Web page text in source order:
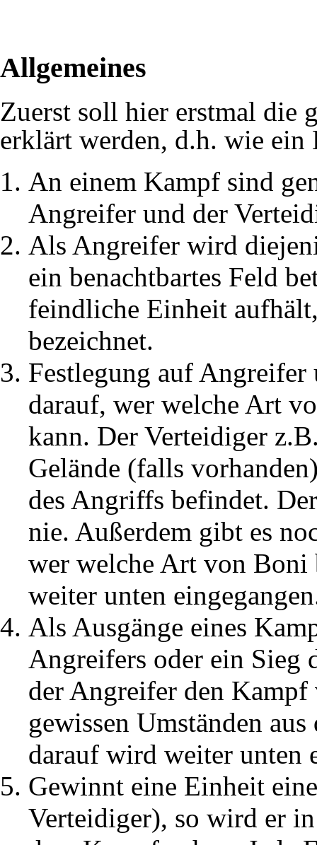
Allgemeines
Zuerst soll hier erstmal die
erklärt werden, d.h. wie
An einem Kampf sind
Angreifer und der
Als Angreifer wird
ein benachtbartes Feld
feindliche Einheit
bezeichnet.
Festlegung auf
darauf, wer welche Art
kann. Der Verteidiger
Gelände (falls
des Angriffs befindet.
nie. Außerdem gibt es
wer welche Art von
weiter unten
Als Ausgänge eines
Angreifers oder ein Sieg
der Angreifer den
gewissen Umständen
darauf wird weiter unten
Gewinnt eine Einheit
Verteidiger), so wird er